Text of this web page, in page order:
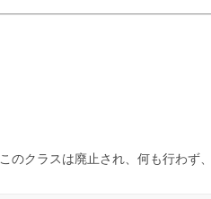
このクラスは廃止され、何も行わず